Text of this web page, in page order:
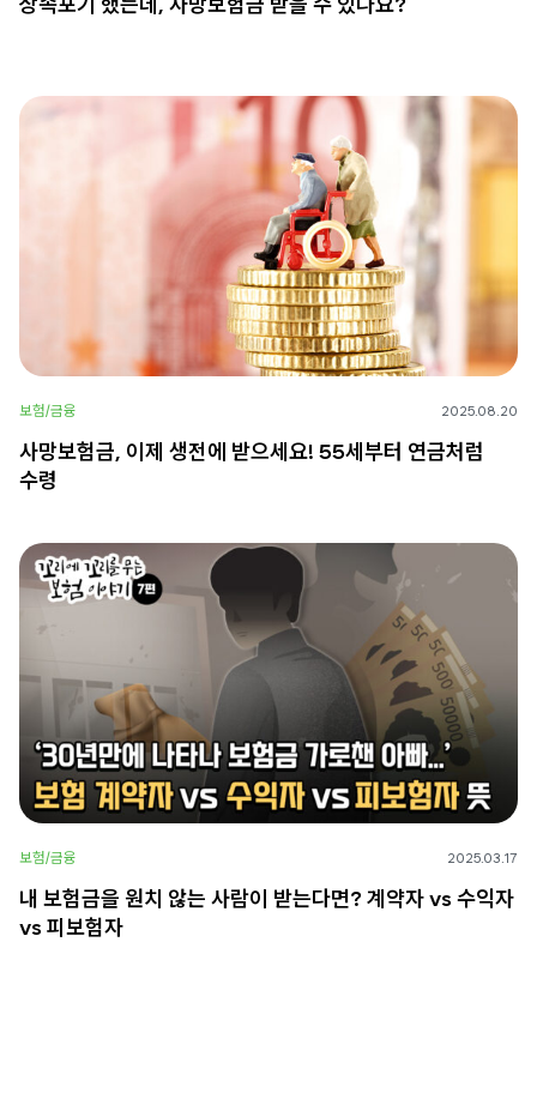
보험/금융 2025.08.20
사망보험금, 이제 생전에 받으세요! 55세부터 연금처럼
수령
보험/금융 2025.03.17
내 보험금을 원치 않는 사람이 받는다면? 계약자 vs 수익자
vs 피보험자